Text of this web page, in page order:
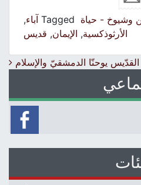
- حياة Tagged آباء,
الأرثوذكسية,الإيمان,قديس
يوحنّا الدمشقيّ والإسلام